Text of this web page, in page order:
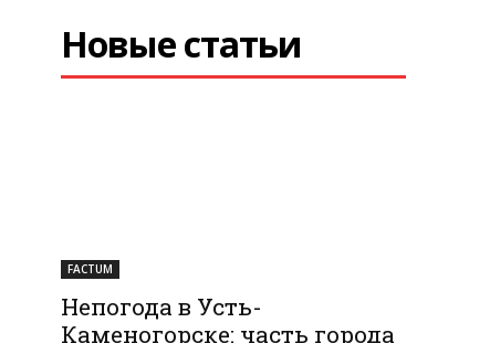
Новые статьи
FACTUM
Непогода в Усть-
Каменогорске: часть города